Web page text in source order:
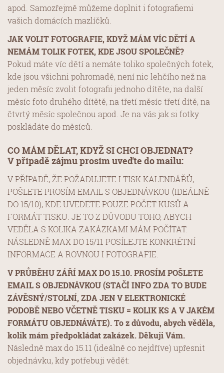
apod. Samozřejmě můžeme doplnit i fotografiemi
vašich domácích mazlíčků.
JAK VOLIT FOTOGRAFIE, KDYŽ MÁM VÍC DĚTÍ A
NEMÁM TOLIK FOTEK, KDE JSOU SPOLEČNĚ?
Pokud máte víc dětí a nemáte toliko společných fotek,
kde jsou všichni pohromadě, není nic lehčího než na
jeden měsíc zvolit fotografii jednoho dítěte, na další
měsíc foto druhého dítětě, na třetí měsíc třetí dítě, na
čtvrtý měsíc společnou apod. Je na vás jak si fotky
poskládáte do měsíců.
COMÁM DĚLAT, KDYŽ SI CHCI OBJEDNAT?
V případě zájmu prosím uveďte do mailu:
V PŘÍPADĚ, ŽE POŽADUJETE I TISK KALENDÁŘŮ,
POŠLETE PROSÍM EMAIL S OBJEDNÁVKOU (IDEÁLNĚ
DO 15/10), KDE UVEDETE POUZE POČET KUSŮ A
FORMÁT TISKU. JE TO Z DŮVODU TOHO, ABYCH
VEDĚLA S KOLIKA ZAKÁZKAMI MÁM POČÍTAT.
NÁSLEDNĚ MAX DO 15/11 POSÍLEJTE KONKRÉTNÍ
INFORMACE A ROVNOU I FOTOGRAFIE.
V PRŮBĚHU ZÁŘÍ MAX DO 15.10. PROSÍM POŠLETE
EMAIL S OBJEDNÁVKOU (STAČÍ INFO ZDA TO BUDE
ZÁVĚSNÝ/STOLNÍ, ZDA JEN V ELEKTRONICKÉ
PODOBĚ NEBO VČETNĚ TISKU = KOLIK KS A V JAKÉM
FORMÁTU OBJEDNÁVÁTE). To z důvodu, abych věděla,
kolik mám předpokládat zakázek. Děkuji Vám.
Následně max do 15.11 (ideálně co nejdříve) upřesnit
objednávku, kdy potřebuji vědět: